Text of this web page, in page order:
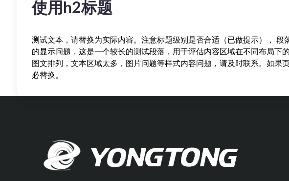
使用h2标题
测试文本，请替换为实际内容。注意标题级别是否合适（已做提示）， 段
的显示问题，这是一个较长的测试段落，用于评估内容区域在不同布局下
图文排列，文本区域太多，图片问题等样式内容问题，请及时联系。如果
必替换。